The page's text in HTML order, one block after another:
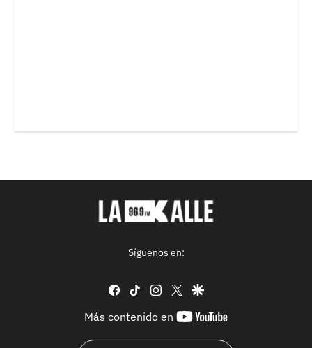
Síguenos en:
facebook
tiktok instagram
twittergoogle
Más contenido en
youtube-